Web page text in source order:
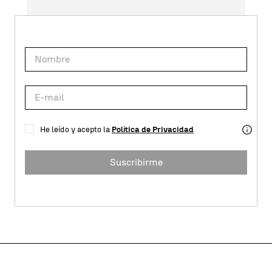
He leído y acepto la Política de Privacidad
Suscribirme